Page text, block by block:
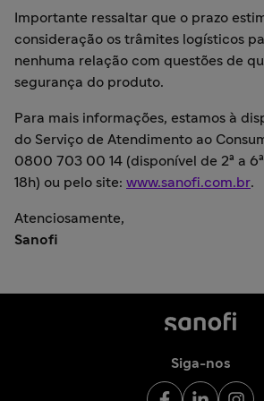
Importante ressaltar que o prazo
consideração os trâmites logísticos
nenhuma relação com questões de
segurança do produto.
Para mais informações, estamos à
do Serviço de Atendimento ao
0800 703 00 14 (disponível de 2ª a
18h) ou pelo site: www.sanofi.com.br.
Atenciosamente,
Sanofi
Siga-nos